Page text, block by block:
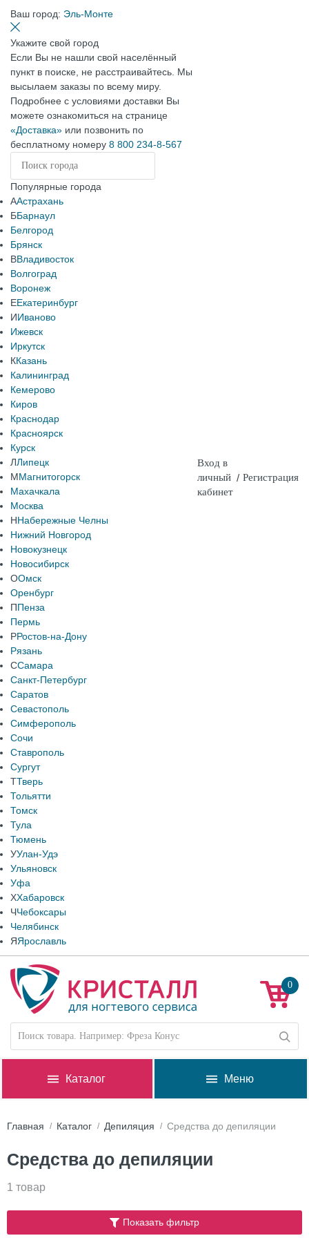
Ваш город: Эль-Монте
Укажите свой город
Если Вы не нашли свой населённый
пункт в поиске, не расстраивайтесь. Мы
высылаем заказы по всему миру.
Подробнее с условиями доставки Вы
можете ознакомиться на странице
«Доставка» или позвонить по
бесплатному номеру 8 800 234-8-567
Популярные города
ААстрахань
ББарнаул
Белгород
Брянск
ВВладивосток
Волгоград
Воронеж
ЕЕкатеринбург
ИИваново
Ижевск
Иркутск
ККазань
Калининград
Кемерово
Киров
Краснодар
Красноярск
Курск
ЛЛипецк
ММагнитогорск
Махачкала
Москва
ННабережные Челны
Нижний Новгород
Новокузнецк
Новосибирск
ООмск
Оренбург
ППенза
Пермь
РРостов-на-Дону
Рязань
ССамара
Санкт-Петербург
Саратов
Севастополь
Симферополь
Сочи
Ставрополь
Сургут
ТТверь
Тольятти
Томск
Тула
Тюмень
УУлан-Удэ
Ульяновск
Уфа
ХХабаровск
ЧЧебоксары
Челябинск
ЯЯрославль
Вход в
личный
кабинет
/ Регистрация
0
Каталог Меню
Главная Каталог Депиляция Средства до депиляции
Средства до депиляции
1 товар
Показать фильтр